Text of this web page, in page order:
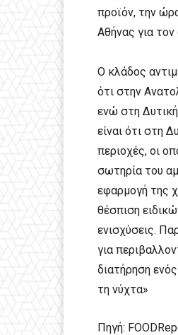
προϊόν, την
Αθήνας για τον
Ο κλάδος
ότι στην
ενώ στη
είναι ότι στη
περιοχές, οι
σωτηρία του
εφαρμογή της
θέσπιση
ενισχύσεις.
για
διατήρηση
τη νύχτα»
Πηγή: